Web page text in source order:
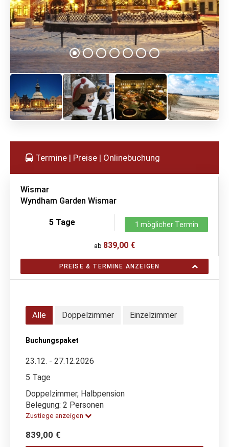
Termine | Preise | Onlinebuchung
Wismar
Wyndham Garden Wismar
5 Tage 1 möglicher Termin
ab 839,00 €
PREISE & TERMINE ANZEIGEN
Alle Doppelzimmer Einzelzimmer
Buchungspaket
23.12. - 27.12.2026
5 Tage
Doppelzimmer, Halbpension
Belegung: 2 Personen
Zustiege anzeigen
839,00 €